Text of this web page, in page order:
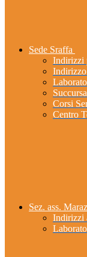
Sede Sraffa
Indirizzi
Indirizzo
Corsi
Centro
Sez. ass.
Indirizzi